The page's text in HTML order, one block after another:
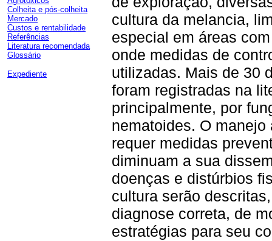
Colheita e pós-colheita
Mercado
Custos e rentabilidade
Referências
Literatura recomendada
Glossário
Expediente
cultura da melancia,
especial em áreas
onde medidas de
utilizadas. Mais de 30
foram registradas na
principalmente, por
nematoides. O
requer medidas
diminuam a sua
doenças e distúrbios
cultura serão
diagnose correta, de
estratégias para seu